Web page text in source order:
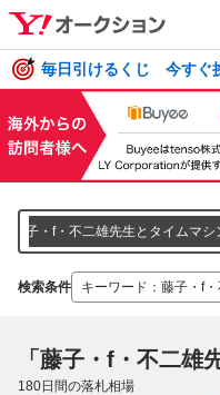
毎日引けるくじ 今すぐ
藤子・f・不二雄先生とタイムマシ
検索条件 キーワード ： 藤子・f
180日間の落札相場